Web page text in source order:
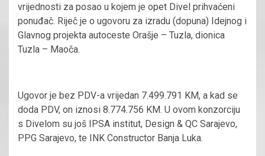
vrijednosti za posao u kojem je opet Divel prihvaćeni
ponuđač. Riječ je o ugovoru za izradu (dopuna) Idejnog i
Glavnog projekta autoceste Orašje – Tuzla, dionica
Tuzla – Maoča.
Ugovor je bez PDV-a vrijedan 7.499.791 KM, a kad se
doda PDV, on iznosi 8.774.756 KM. U ovom konzorciju
s Divelom su još IPSA institut, Design & QC Sarajevo,
PPG Sarajevo, te INK Constructor Banja Luka.